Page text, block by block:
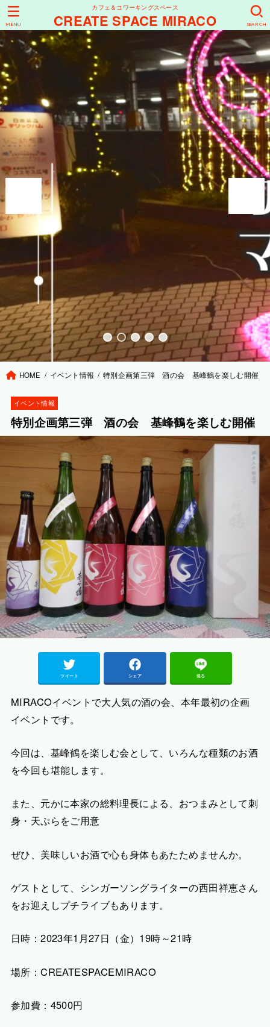
カフェ＆コワーキングスペース
CREATE SPACE MIRACO SEARCH
MENU
HOME イベント情報 特別企画第三弾 酒の会 基峰鶴を楽しむ開催
イベント情報
特別企画第三弾 酒の会 基峰鶴を楽しむ開催
ツイート シェア 送る
MIRACOイベントで大人気の酒の会、本年最初の企画
イベントです。
今回は、基峰鶴を楽しむ会として、いろんな種類のお酒
を今回も堪能します。
また、元かに本家の総料理長による、おつまみとして刺
身・天ぷらをご用意
ぜひ、美味しいお酒で心も身体もあたためませんか。
ゲストとして、シンガーソングライターの西田祥恵さん
をお迎えしプチライブもあります。
日時：2023年1月27日（金）19時～21時
場所：CREATESPACEMIRACO
参加費：4500円